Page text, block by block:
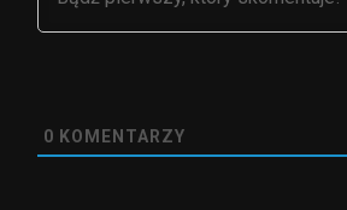
0 KOMENTARZY